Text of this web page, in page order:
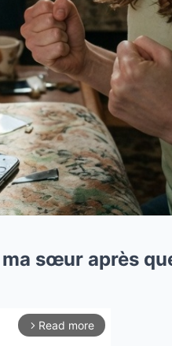
sœur après
arrow_forward_ios Read more